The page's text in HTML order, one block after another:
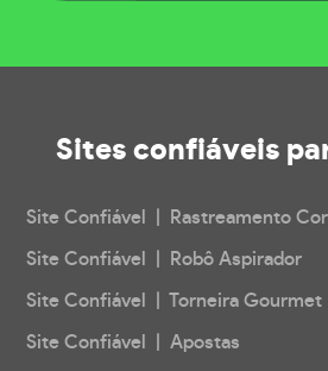
Sites confiáveis
Site Confiável | Rastreamento
Site Confiável | Robô Aspirador
Site Confiável | Torneira Gourmet
Site Confiável | Apostas